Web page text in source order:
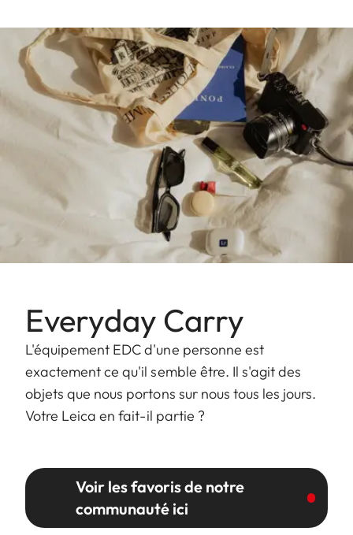
Everyday Carry
L'équipement EDC d'une personne est
exactement ce qu'il semble être. Il s'agit des
objets que nous portons sur nous tous les jours.
Votre Leica en fait-il partie ?
Voir les favoris de notre
communauté ici